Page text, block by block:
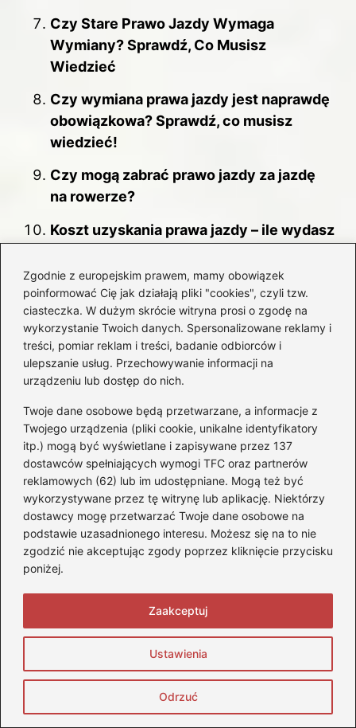
Zgodnie z europejskim prawem, mamy obowiązek
poinformować Cię jak działają pliki "cookies", czyli tzw.
ciasteczka. W dużym skrócie witryna prosi o zgodę na
wykorzystanie Twoich danych. Spersonalizowane reklamy i
treści, pomiar reklam i treści, badanie odbiorców i
ulepszanie usług. Przechowywanie informacji na
urządzeniu lub dostęp do nich.
Twoje dane osobowe będą przetwarzane, a informacje z
Twojego urządzenia (pliki cookie, unikalne identyfikatory
itp.) mogą być wyświetlane i zapisywane przez 137
dostawców spełniających wymogi TFC oraz partnerów
reklamowych (62) lub im udostępniane. Mogą też być
wykorzystywane przez tę witrynę lub aplikację. Niektórzy
dostawcy mogę przetwarzać Twoje dane osobowe na
podstawie uzasadnionego interesu. Możesz się na to nie
zgodzić nie akceptując zgody poprzez kliknięcie przycisku
poniżej.
Ustawienia
Odrzuć
Zaakceptuj
Czy Stare Prawo Jazdy Wymaga
Wymiany? Sprawdź, Co Musisz
Wiedzieć
Czy wymiana prawa jazdy jest naprawdę
obowiązkowa? Sprawdź, co musisz
wiedzieć!
Czy mogą zabrać prawo jazdy za jazdę
na rowerze?
Koszt uzyskania prawa jazdy – ile wydasz
Edukacja i szkolenia kierowców
Jak uniknąć utraty prawa jazdy
Kary za wykroczenia drogowe i ochrona
prawa jazdy
Przygotowanie do egzaminu na prawo
jazdy
Zasady bezpieczeństwa na drodze
Nazywam się Monika i od lat żyję motoryzacją — na
czterech kołach, dwóch kołach i wszystkim, co ma silnik,
charakter i potrafi wzbudzić emocje. Blog stopquadom.pl to
moje miejsce w sieci, w którym dzielę się pasją do quadów,